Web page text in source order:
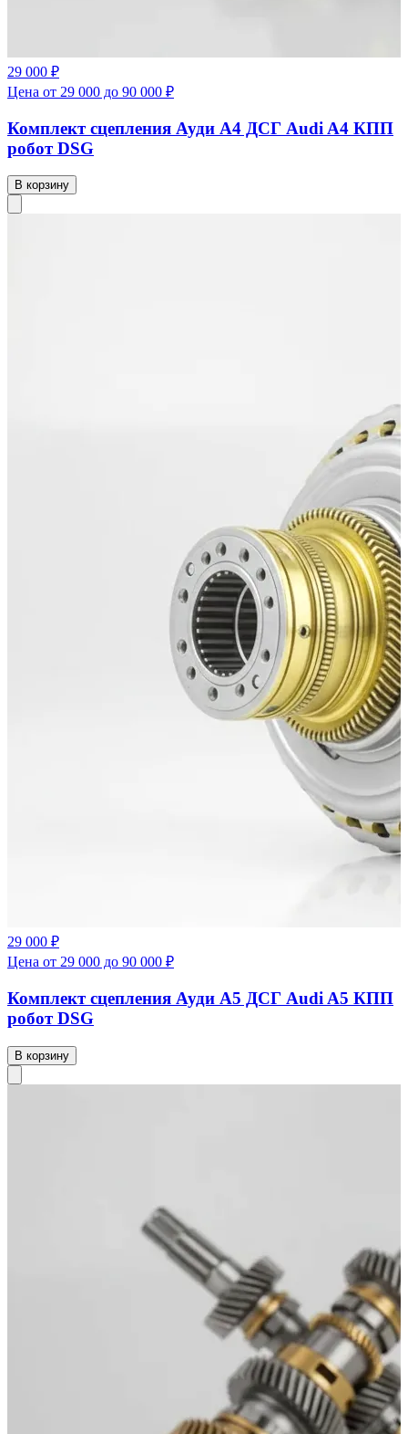
29 000 ₽
Цена от 29 000 до 90 000 ₽
Комплект сцепления Ауди А4 ДСГ Audi A4 КПП
робот DSG
В корзину
29 000 ₽
Цена от 29 000 до 90 000 ₽
Комплект сцепления Ауди А5 ДСГ Audi A5 КПП
робот DSG
В корзину